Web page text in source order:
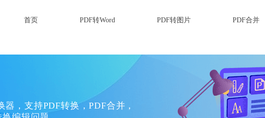
首页 PDF转Word PDF转图片 PDF合并
，支持PDF转换，PDF合并，